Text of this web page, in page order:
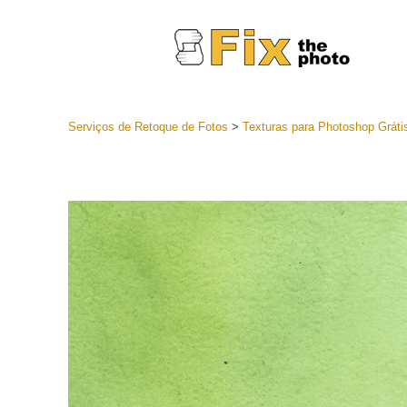
Serviços
oferta
Coleção
Serviços de Retoque de Fotos > Texturas para Photoshop